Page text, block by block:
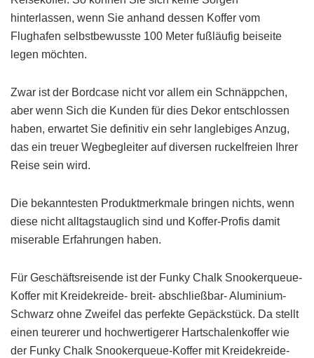
hinterlassen, wenn Sie anhand dessen Koffer vom
Flughafen selbstbewusste 100 Meter fußläufig beiseite
legen möchten.
Zwar ist der Bordcase nicht vor allem ein Schnäppchen,
aber wenn Sich die Kunden für dies Dekor entschlossen
haben, erwartet Sie definitiv ein sehr langlebiges Anzug,
das ein treuer Wegbegleiter auf diversen ruckelfreien Ihrer
Reise sein wird.
Die bekanntesten Produktmerkmale bringen nichts, wenn
diese nicht alltagstauglich sind und Koffer-Profis damit
miserable Erfahrungen haben.
Für Geschäftsreisende ist der Funky Chalk Snookerqueue-
Koffer mit Kreidekreide- breit- abschließbar- Aluminium-
Schwarz ohne Zweifel das perfekte Gepäckstück. Da stellt
einen teurerer und hochwertigerer Hartschalenkoffer wie
der Funky Chalk Snookerqueue-Koffer mit Kreidekreide-